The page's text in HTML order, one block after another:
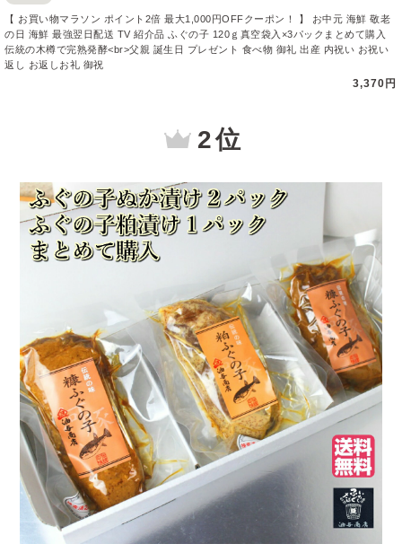
【 お買い物マラソン ポイント2倍 最大1,000円OFFクーポン！ 】 お中元 海鮮 敬老
の日 海鮮 最強翌日配送 TV 紹介品 ふぐの子 120ｇ真空袋入×3パックまとめて購入
伝統の木樽で完熟発酵<br>父親 誕生日 プレゼント 食べ物 御礼 出産 内祝い お祝い
返し お返しお礼 御祝
3,370円
2 位